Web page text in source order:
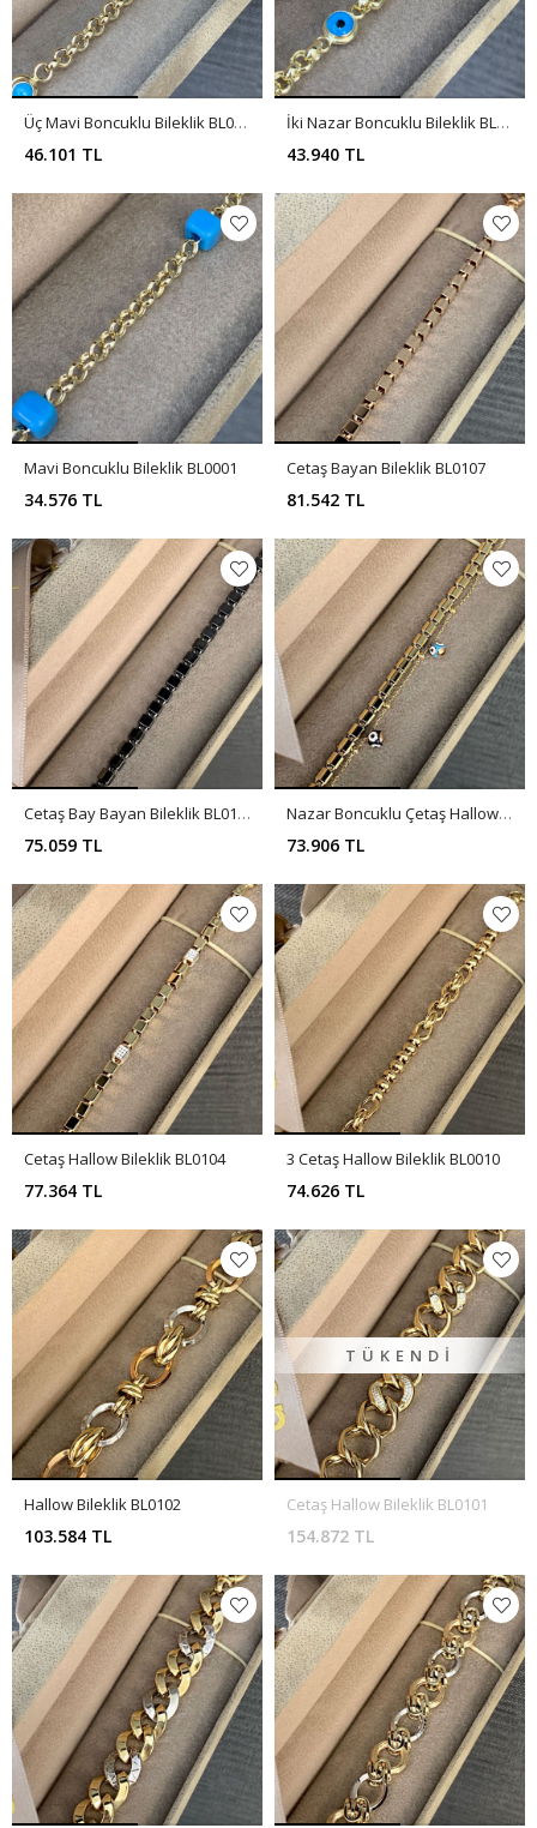
Üç Mavi Boncuklu Bileklik BL0003
46.101 TL
İki Nazar Boncuklu Bileklik BL0002
43.940 TL
Mavi Boncuklu Bileklik BL0001
34.576 TL
Cetaş Bayan Bileklik BL0107
81.542 TL
Cetaş Bay Bayan Bileklik BL0106
75.059 TL
Nazar Boncuklu Çetaş Hallow Bileklik BL0105
73.906 TL
Cetaş Hallow Bileklik BL0104
77.364 TL
3 Cetaş Hallow Bileklik BL0010
74.626 TL
Hallow Bileklik BL0102
103.584 TL
TÜKENDI
Cetaş Hallow Bileklik BL0101
154.872 TL